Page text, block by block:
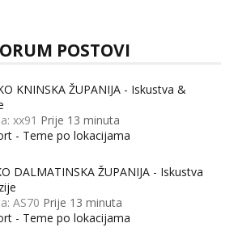
POSTOVI
KNINSKA ŽUPANIJA - Iskustva &
xx91 Prije 13 minuta
- Teme po lokacijama
DALMATINSKA ŽUPANIJA - Iskustva
AS70 Prije 13 minuta
- Teme po lokacijama